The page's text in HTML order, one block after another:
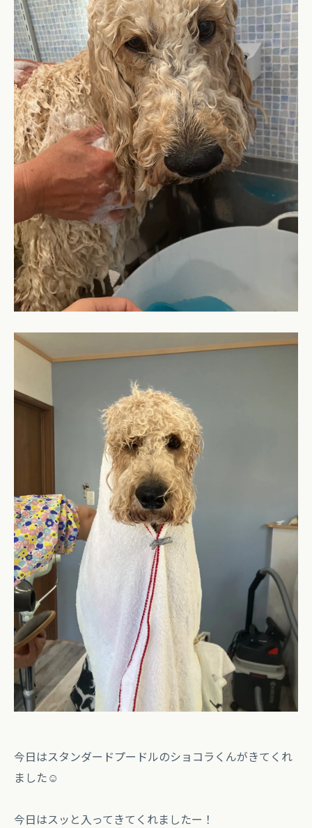
今日はスタンダードプードルのショコラくんがきてくれ
ました☺️
今日はスッと入ってきてくれましたー！